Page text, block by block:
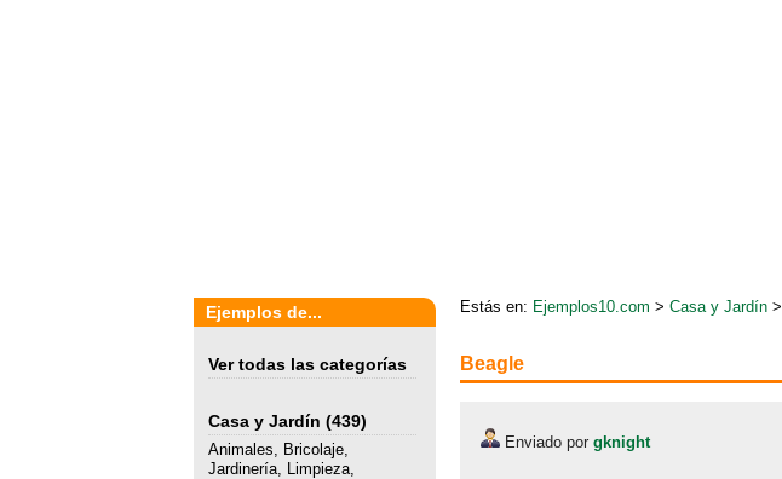
Ejemplos de...
Ver todas las categorías
Casa y Jardín (439)
Animales, Bricolaje,
Jardinería, Limpieza,
Estás en: Ejemplos10.com > Casa y Jardín>
Beagle
Enviado por gknight